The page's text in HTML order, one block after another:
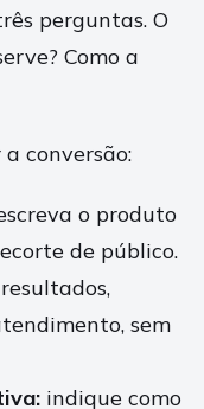
perguntas. O
Como a
conversão:
o produto
de público.
sem
indique como